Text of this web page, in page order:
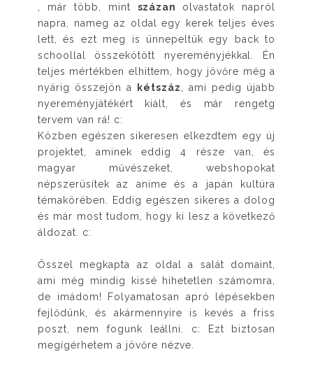
, már több, mint százan olvastatok napról
napra, nameg az oldal egy kerek teljes éves
lett, és ezt meg is ünnepeltük egy back to
schoollal összekötött nyereményjékkal. Én
teljes mértékben elhittem, hogy jövőre még a
nyárig összejön a
kétszáz
, ami pedig újabb
nyereményjátékért kiált, és már rengetg
tervem van rá! c:
Közben egészen sikeresen elkezdtem egy új
projektet, aminek eddig 4 része van, és
magyar művészeket, webshopokat
népszerüsítek az anime és a japán kultúra
témakörében. Eddig egészen sikeres a dolog
és már most tudom, hogy ki lesz a következő
áldozat. c:
Ősszel megkapta az oldal a salát domaint,
ami még mindig kissé hihetetlen számomra,
de imádom! Folyamatosan apró lépésekben
fejlődünk, és akármennyire is kevés a friss
poszt, nem fogunk leállni. c: Ezt biztosan
megígérhetem a jövőre nézve.